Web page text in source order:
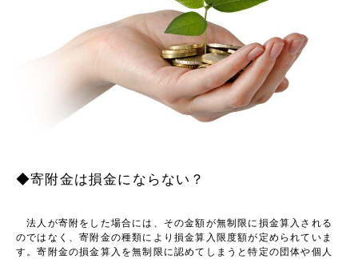
◆寄附金は損金にならない？
法人が寄附をした場合には、その金額が無制限に損金算入される
のではなく、寄附金の種類により損金算入限度額が定められていま
す。寄附金の損金算入を無制限に認めてしまうと特定の団体や個人